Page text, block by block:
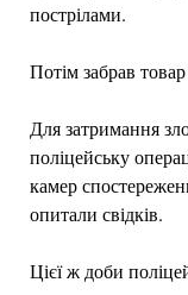
пострілами.
Потім забрав
Для затримання
поліцейську
камер
опитали свідків.
Цієї ж доби